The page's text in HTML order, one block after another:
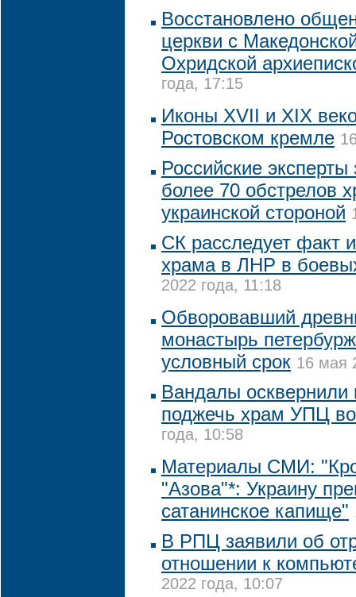
Восстановлено
церкви с
Охридской
года, 17:15
Иконы XVII и XIX
Ростовском кремле
Российские
более 70 обстрелов
украинской стороной
СК расследует факт
храма в ЛНР в
2022 года, 11:18
Обворовавший
монастырь
условный срок 16 мая
Вандалы осквернили
поджечь храм УПЦ
года, 10:58
Материалы СМИ:
"Азова"*: Украину
сатанинское капище"
В РПЦ заявили об
отношении к
2022 года, 10:07